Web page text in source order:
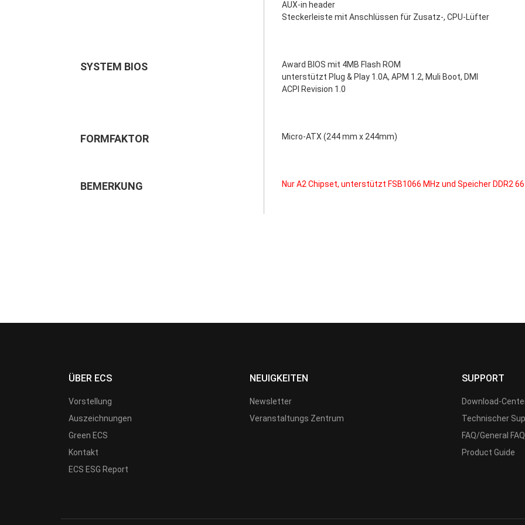
AUX-in header
Steckerleiste mit Anschlüssen für Zusatz-, CPU-Lüfter
SYSTEM BIOS
Award BIOS mit 4MB Flash ROM
unterstützt Plug & Play 1.0A, APM 1.2, Muli Boot, DMI
ACPI Revision 1.0
FORMFAKTOR Micro-ATX (244 mm x 244mm)
BEMERKUNG Nur A2 Chipset, unterstützt FSB1066 MHz und Speicher DDR2
ÜBER ECS
Vorstellung
Auszeichnungen
Green ECS
Kontakt
ECS ESG Report
NEUIGKEITEN
Newsletter
Veranstaltungs Zentrum
SUPPORT
Download-
Technischer
FAQ/General FAQ
Product Guide